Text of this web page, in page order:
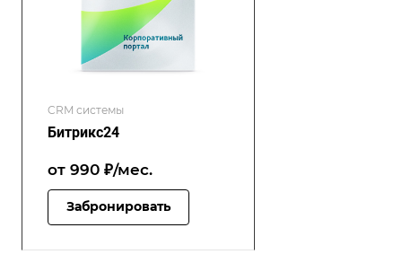
CRM системы
Битрикс24
от 990 ₽/мес.
Забронировать